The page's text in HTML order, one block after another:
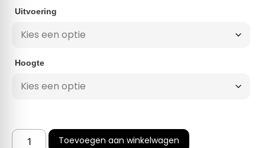
Uitvoering
Hoogte
Toevoegen aan winkelwagen